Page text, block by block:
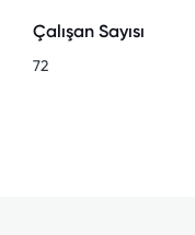
Çalışan Sayısı
72